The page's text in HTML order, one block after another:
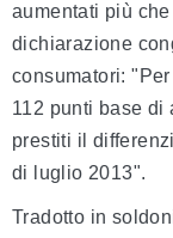
aumentati più
dichiarazione
consumatori:
112 punti base di
prestiti il
di luglio 2013".
Tradotto in